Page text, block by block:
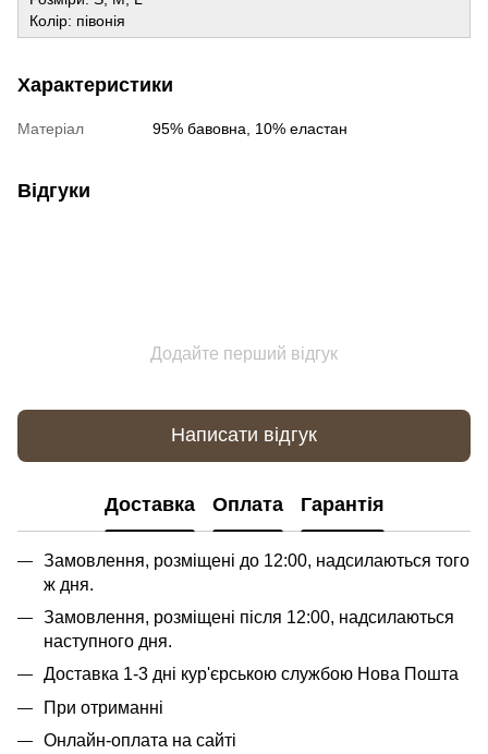
Колір: півонія
Характеристики
Матеріал 95% бавовна, 10% еластан
Відгуки
Додайте перший відгук
Написати відгук
Доставка Оплата Гарантія
Замовлення, розміщені до 12:00, надсилаються того
ж дня.
Замовлення, розміщені після 12:00, надсилаються
наступного дня.
Доставка 1-3 дні кур'єрською службою Нова Пошта
При отриманні
Онлайн-оплата на сайті